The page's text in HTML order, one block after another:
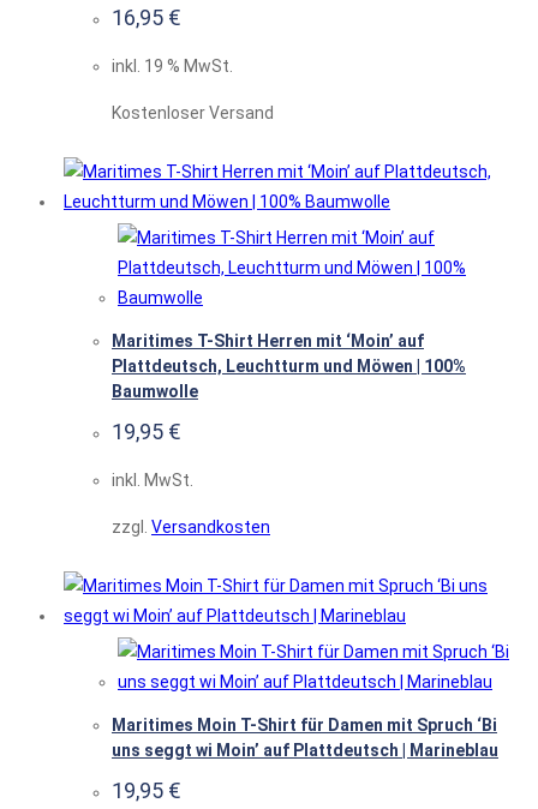
16,95 €
inkl. 19 % MwSt.
Kostenloser Versand
Maritimes T-Shirt Herren mit ‘Moin’ auf
Plattdeutsch, Leuchtturm und Möwen | 100%
Baumwolle
19,95 €
inkl. MwSt.
zzgl. Versandkosten
Maritimes Moin T-Shirt für Damen mit Spruch ‘Bi
uns seggt wi Moin’ auf Plattdeutsch | Marineblau
19,95 €